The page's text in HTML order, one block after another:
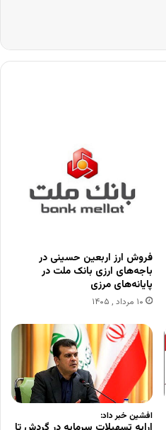
فروش ارز اربعین حسینی در
باجه‌های ارزی بانک ملت در
پایانه‌های مرزی
۱۰ مرداد , ۱۴۰۵
افشین خبر داد: